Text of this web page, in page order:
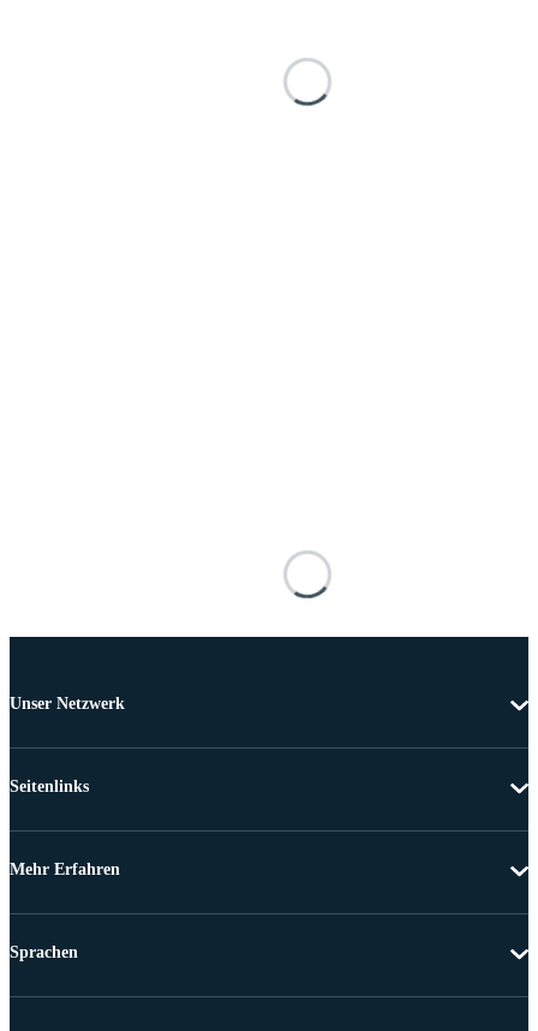
Unser Netzwerk
Seitenlinks
Mehr Erfahren
Sprachen